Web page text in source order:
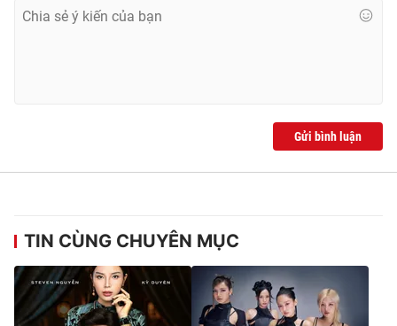
Gửi bình luận
TIN CÙNG CHUYÊN MỤC